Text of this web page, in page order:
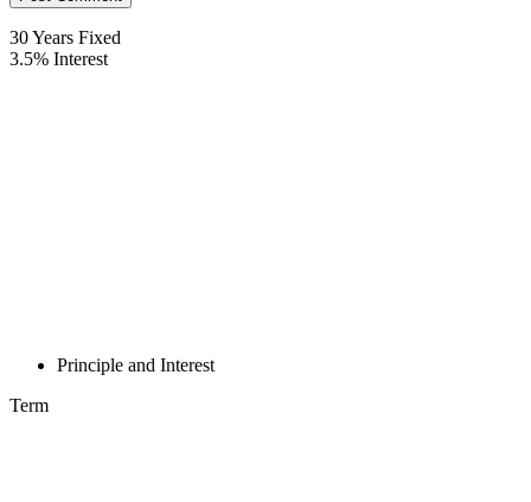
30Years Fixed
3.5% Interest
Principle and Interest
Term